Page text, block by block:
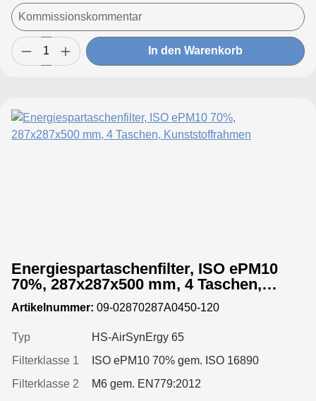
In den Warenkorb
Energiespartaschenfilter, ISO ePM10
70%, 287x287x500 mm, 4 Taschen,
Kunststoffrahmen
Artikelnummer: 09-02870287A0450-120
Typ
HS-AirSynErgy 65
Filterklasse 1
ISO ePM10 70% gem. ISO 16890
Filterklasse 2
M6 gem. EN779:2012